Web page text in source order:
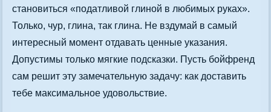
становиться «податливой глиной в любимых руках».
Только, чур, глина, так глина. Не вздумай в самый
интересный момент отдавать ценные указания.
Допустимы только мягкие подсказки. Пусть бойфренд
сам решит эту замечательную задачу: как доставить
тебе максимальное удовольствие.